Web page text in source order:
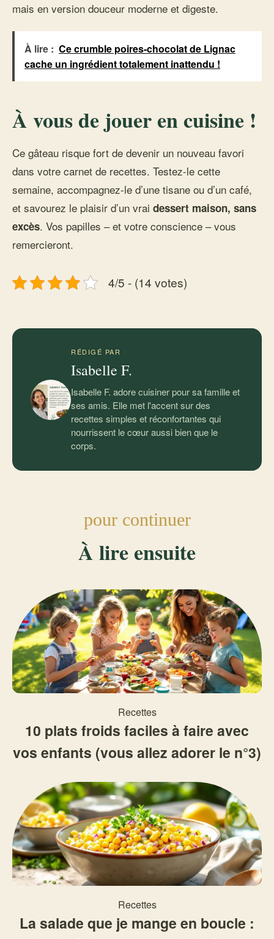
mais en version douceur moderne et digeste.
À lire : Ce crumble poires-chocolat de Lignac
cache un ingrédient totalement inattendu !
À vous de jouer en cuisine !
Ce gâteau risque fort de devenir un nouveau favori
dans votre carnet de recettes. Testez-le cette
semaine, accompagnez-le d’une tisane ou d’un café,
et savourez le plaisir d’un vrai dessert maison, sans
excès. Vos papilles – et votre conscience – vous
remercieront.
4/5 - (14 votes)
RÉDIGÉ PAR
Isabelle F.
Isabelle F. adore cuisiner pour sa famille et
ses amis. Elle met l'accent sur des
recettes simples et réconfortantes qui
nourrissent le cœur aussi bien que le
corps.
pour continuer
À lire ensuite
Recettes
10 plats froids faciles à faire avec
vos enfants (vous allez adorer le n°3)
Recettes
La salade que je mange en boucle :